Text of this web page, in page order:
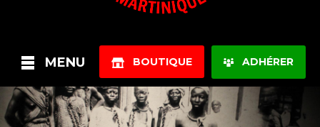
ADHÉRER
BOUTIQUE
MENU